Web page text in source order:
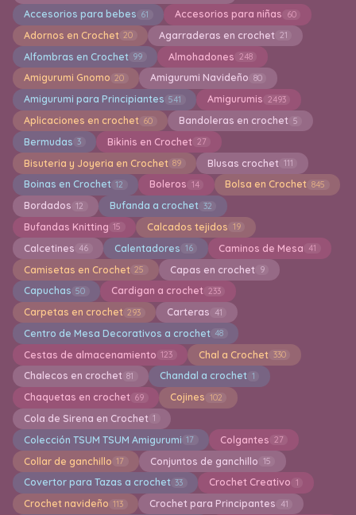
Accesorios para bebes 61 Accesorios para niñas 60
Adornos en Crochet 20 Agarraderas en crochet 21
Alfombras en Crochet 99 Almohadones 248
Amigurumi Gnomo 20 Amigurumi Navideño 80
Amigurumi para Principiantes 541 Amigurumis 2493
Aplicaciones en crochet 60 Bandoleras en crochet 5
Bermudas 3 Bikinis en Crochet 27
Bisuteria y Joyeria en Crochet 89 Blusas crochet 111
Boinas en Crochet 12 Boleros 14 Bolsa en Crochet 845
Bordados 12 Bufanda a crochet 32
Bufandas Knitting 15 Calcados tejidos 19
Calcetines 46 Calentadores 16 Caminos de Mesa 41
Camisetas en Crochet 25 Capas en crochet 9
Capuchas 50 Cardigan a crochet 233
Carpetas en crochet 293 Carteras 41
Centro de Mesa Decorativos a crochet 48
Cestas de almacenamiento 123 Chal a Crochet 330
Chalecos en crochet 81 Chandal a crochet 1
Chaquetas en crochet 69 Cojines 102
Cola de Sirena en Crochet 1
Colección TSUM TSUM Amigurumi 17 Colgantes 27
Collar de ganchillo 17 Conjuntos de ganchillo 15
Covertor para Tazas a crochet 33 Crochet Creativo 1
Crochet navideño 113 Crochet para Principantes 41